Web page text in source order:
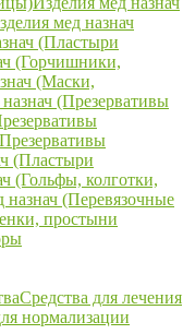
мед назнач
(Пластыри
(Горчишники,
(Маски,
(Презервативы
(Пластыри
(Гольфы, колготки,
назнач (Перевязочные
простыни
Средства для лечения
нормализации